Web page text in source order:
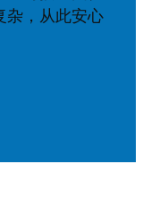
杂，从此安心